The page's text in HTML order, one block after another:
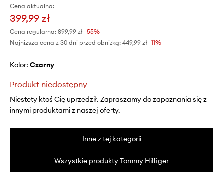
Cena aktualna:
399,99 zł
Cena regularna: 899,99 zł -55%
Najniższa cena z 30 dni przed obniżką: 449,99 zł -11%
Kolor: czarny
Produkt niedostępny
Niestety ktoś Cię uprzedził. Zapraszamy do zapoznania się z
innymi produktami z naszej oferty.
Inne z tej kategorii
Wszystkie produkty Tommy Hilfiger